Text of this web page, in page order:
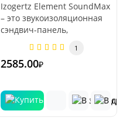
0,72 м2.
Izogertz Element SoundMax
– это звукоизоляционная
сэндвич-панель,
состоящая из
гипсоволокнистой плит..
1
2585.00₽